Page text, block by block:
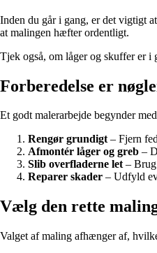
Inden du går i gang, er det vigtigt
at malingen hæfter ordentligt.
Tjek også, om låger og skuffer er i
Forberedelse er
Et godt malerarbejde begynder
Rengør grundigt– Fjern
Afmontér låger og greb –
Slib overfladerne let– Brug
Reparer skader – Udfyld
Vælg den rette
Valget af maling afhænger af,